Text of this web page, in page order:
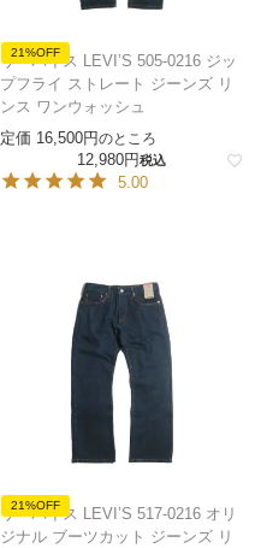
21%OFF
リーバイス LEVI’S 505-0216 ジッ
プフライ ストレート ジーンズ リ
ンス ワンウォッシュ
定価 16,500 のところ
12,980 税込
5.00
21%OFF
リーバイス LEVI’S 517-0216 オリ
ジナル ブーツカット ジーンズ リ